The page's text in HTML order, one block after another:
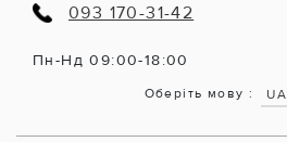
093 170-31-42
Пн-Нд 09:00-18:00
Оберіть мову : UA